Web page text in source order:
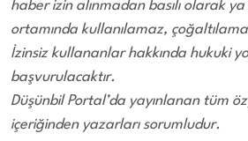
haber izin alınmadan basılı olarak
ortamında kullanılamaz,
İzinsiz kullananlar hakkında hukuki
başvurulacaktır.
Düşünbil Portal’da yayınlanan tüm
içeriğinden yazarları sorumludur.